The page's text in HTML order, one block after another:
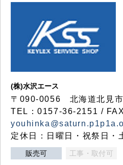
(株)水沢エース
〒090-0056 北海道北見
TEL：0157-36-2151 /
定休日：日曜日・祝祭日・
販売可 工事・取付可